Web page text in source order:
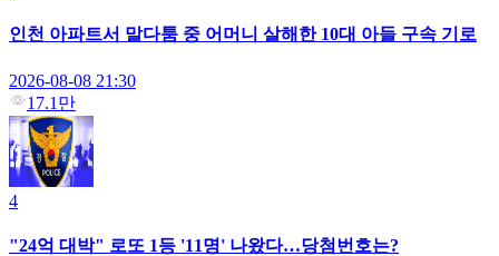
인천 아파트서 말다툼 중 어머니 살해한 10대 아들 구속 기로
2026-08-08 21:30
17.1만
4
"24억 대박" 로또 1등 '11명' 나왔다…당첨번호는?